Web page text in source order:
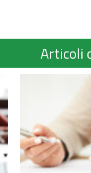
Articoli